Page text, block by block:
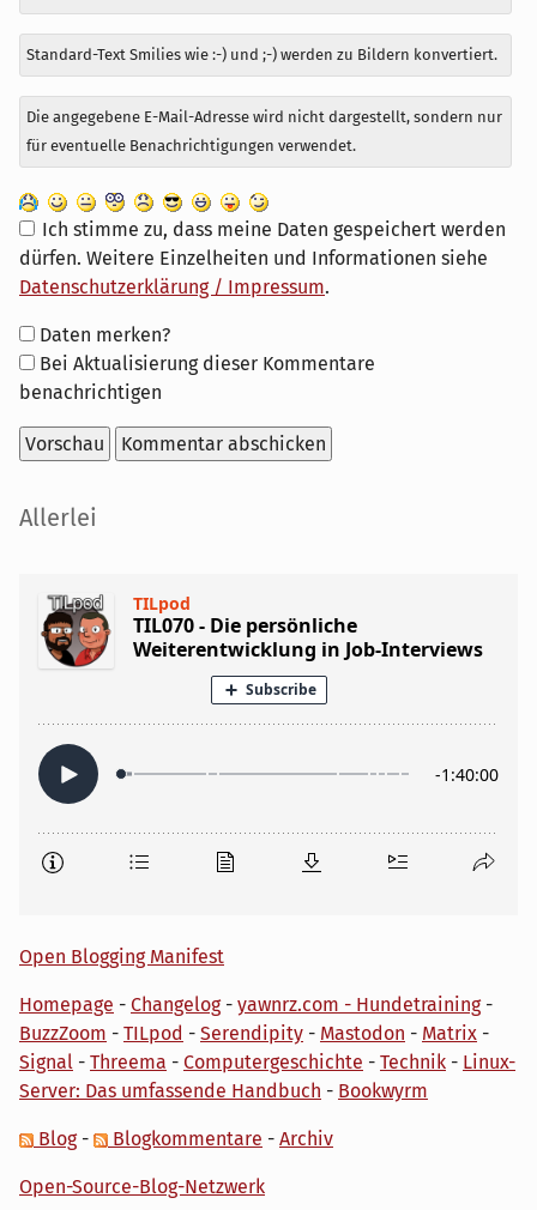
Standard-Text Smilies wie :-) und ;-) werden zu Bildern konvertiert.
Die angegebene E-Mail-Adresse wird nicht dargestellt, sondern nur
für eventuelle Benachrichtigungen verwendet.
Ich stimme zu, dass meine Daten gespeichert werden
dürfen. Weitere Einzelheiten und Informationen siehe
Datenschutzerklärung / Impressum.
Formular-
Optionen
Daten merken?
Bei Aktualisierung dieser Kommentare
benachrichtigen
Seitenleiste
Allerlei
Open Blogging Manifest
Homepage - Changelog- yawnrz.com - Hundetraining-
BuzzZoom - TILpod - Serendipity - Mastodon - Matrix -
Signal - Threema - Computergeschichte - Technik - Linux-
Server: Das umfassende Handbuch - Bookwyrm
Blog- Blogkommentare - Archiv
Open-Source-Blog-Netzwerk